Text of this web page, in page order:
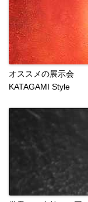
オススメの展示会
KATAGAMI Style